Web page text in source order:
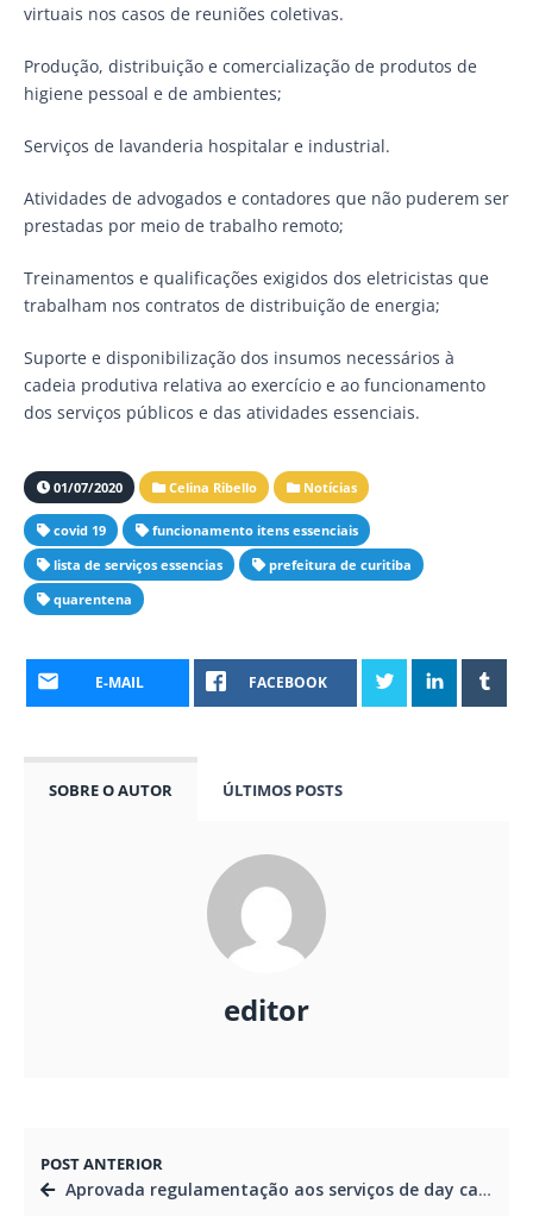
virtuais nos casos de reuniões coletivas.
Produção, distribuição e comercialização de produtos de
higiene pessoal e de ambientes;
Serviços de lavanderia hospitalar e industrial.
Atividades de advogados e contadores que não puderem ser
prestadas por meio de trabalho remoto;
Treinamentos e qualificações exigidos dos eletricistas que
trabalham nos contratos de distribuição de energia;
Suporte e disponibilização dos insumos necessários à
cadeia produtiva relativa ao exercício e ao funcionamento
dos serviços públicos e das atividades essenciais.
01/07/2020 Celina Ribello Notícias
covid 19
funcionamento itens essenciais
lista de serviços essencias
prefeitura de curitiba
quarentena
E-MAIL FACEBOOK
SOBRE O AUTOR ÚLTIMOS POSTS
editor
POST ANTERIOR
Aprovada regulamentação aos serviços de day care para animais